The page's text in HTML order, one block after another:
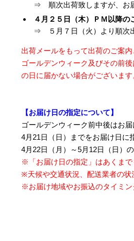
⇒ 順次出荷致しますが、お
４月２５日（木）ＰＭ以降の
⇒ ５月７日（火）より順次
出荷メールをもって出荷のご案内
ゴールデンウィーク及びその前
の日に届かない場合がございま
【お届け日の指定について】
ゴールデンウィーク前中後はお届
4月21日（日）までをお届け日に
4月22日（月）～5月12日（日）
※「お届け日の指定」はあくまで
※天候や交通状況、配送業者の状
※お届け地域やお振込のタイミン